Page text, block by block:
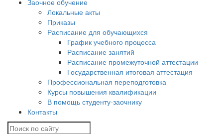
Заочное обучение
Локальные акты
Приказы
Расписание для обучающихся
График учебного процесса
Расписание занятий
Расписание промежуточной аттестации
Государственная итоговая аттестация
Профессиональная переподготовка
Курсы повышения квалификации
В помощь студенту-заочнику
Контакты